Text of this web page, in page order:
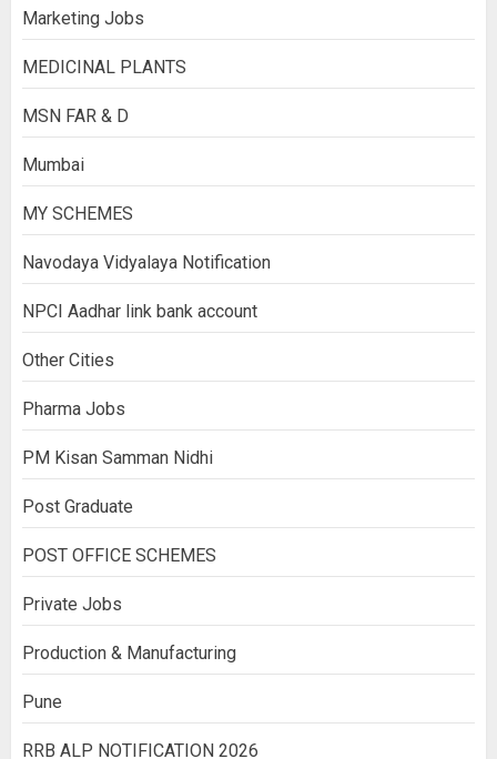
Marketing Jobs
MEDICINAL PLANTS
MSN FAR & D
Mumbai
MY SCHEMES
Navodaya Vidyalaya Notification
NPCI Aadhar link bank account
Other Cities
Pharma Jobs
PM Kisan Samman Nidhi
Post Graduate
POST OFFICE SCHEMES
Private Jobs
Production & Manufacturing
Pune
RRB ALP NOTIFICATION 2026